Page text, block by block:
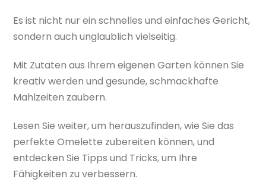
Es ist nicht nur ein schnelles und einfaches Gericht,
sondern auch unglaublich vielseitig.
Mit Zutaten aus Ihrem eigenen Garten können Sie
kreativ werden und gesunde, schmackhafte
Mahlzeiten zaubern.
Lesen Sie weiter, um herauszufinden, wie Sie das
perfekte Omelette zubereiten können, und
entdecken Sie Tipps und Tricks, um Ihre
Fähigkeiten zu verbessern.